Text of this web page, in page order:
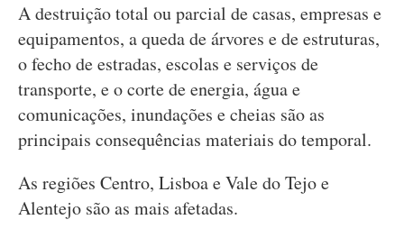
A destruição total ou parcial de casas, empresas e
equipamentos, a queda de árvores e de estruturas,
o fecho de estradas, escolas e serviços de
transporte, e o corte de energia, água e
comunicações, inundações e cheias são as
principais consequências materiais do temporal.
As regiões Centro, Lisboa e Vale do Tejo e
Alentejo são as mais afetadas.